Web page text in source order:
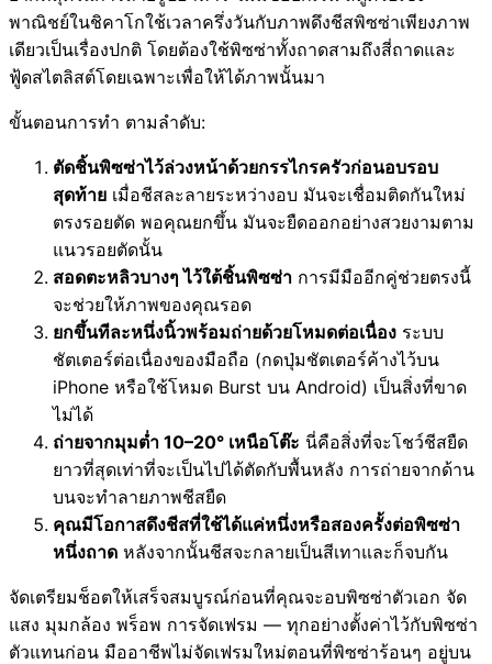
พาณิชย์ในชิคาโกใช้เวลาครึ่งวันกับภาพดึงชีสพิซซ่าเพียงภาพ
เดียวเป็นเรื่องปกติ โดยต้องใช้พิซซ่าทั้งถาดสามถึงสี่ถาดและ
ฟู้ดสไตลิสต์โดยเฉพาะเพื่อให้ได้ภาพนั้นมา
ขั้นตอนการทำ ตามลำดับ:
ตัดชิ้นพิซซ่าไว้ล่วงหน้าด้วยกรรไกรครัวก่อนอบรอบ
สุดท้าย เมื่อชีสละลายระหว่างอบ มันจะเชื่อมติดกันใหม่
ตรงรอยตัด พอคุณยกขึ้น มันจะยืดออกอย่างสวยงามตาม
แนวรอยตัดนั้น
สอดตะหลิวบางๆ ไว้ใต้ชิ้นพิซซ่า การมีมืออีกคู่ช่วยตรงนี้
จะช่วยให้ภาพของคุณรอด
ยกขึ้นทีละหนึ่งนิ้วพร้อมถ่ายด้วยโหมดต่อเนื่อง ระบบ
ชัตเตอร์ต่อเนื่องของมือถือ (กดปุ่มชัตเตอร์ค้างไว้บน
iPhone หรือใช้โหมด Burst บน Android) เป็นสิ่งที่ขาด
ไม่ได้
ถ่ายจากมุมต่ำ 10–20° เหนือโต๊ะ นี่คือสิ่งที่จะโชว์ชีสยืด
ยาวที่สุดเท่าที่จะเป็นไปได้ตัดกับพื้นหลัง การถ่ายจากด้าน
บนจะทำลายภาพชีสยืด
คุณมีโอกาสดึงชีสที่ใช้ได้แค่หนึ่งหรือสองครั้งต่อพิซซ่า
หนึ่งถาด หลังจากนั้นชีสจะกลายเป็นสีเทาและก็จบกัน
จัดเตรียมช็อตให้เสร็จสมบูรณ์ก่อนที่คุณจะอบพิซซ่าตัวเอก จัด
แสง มุมกล้อง พร็อพ การจัดเฟรม — ทุกอย่างตั้งค่าไว้กับพิซซ่า
ตัวแทนก่อน มืออาชีพไม่จัดเฟรมใหม่ตอนที่พิซซ่าร้อนๆ อยู่บน